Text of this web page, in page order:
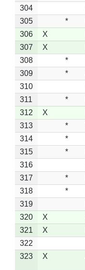
304
305
*
306
X
307
X
308
*
309
*
310
311
*
312
X
313
*
314
*
315
*
316
317
*
318
*
319
320
X
321
X
322
323
X